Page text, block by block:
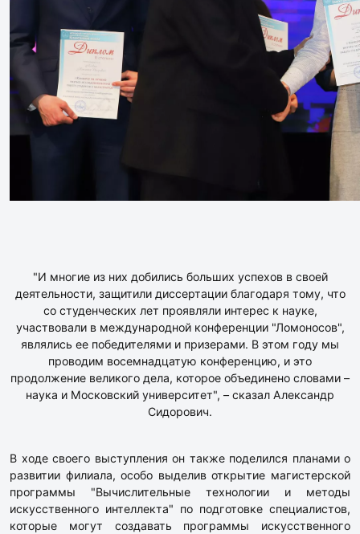
"И многие из них добились больших успехов в своей
деятельности, защитили диссертации благодаря тому, что
со студенческих лет проявляли интерес к науке,
участвовали в международной конференции "Ломоносов",
являлись ее победителями и призерами. В этом году мы
проводим восемнадцатую конференцию, и это
продолжение великого дела, которое объединено словами –
наука и Московский университет", – сказал Александр
Сидорович.
В ходе своего выступления он также поделился планами о
развитии филиала, особо выделив открытие магистерской
программы "Вычислительные технологии и методы
искусственного интеллекта" по подготовке специалистов,
которые могут создавать программы искусственного